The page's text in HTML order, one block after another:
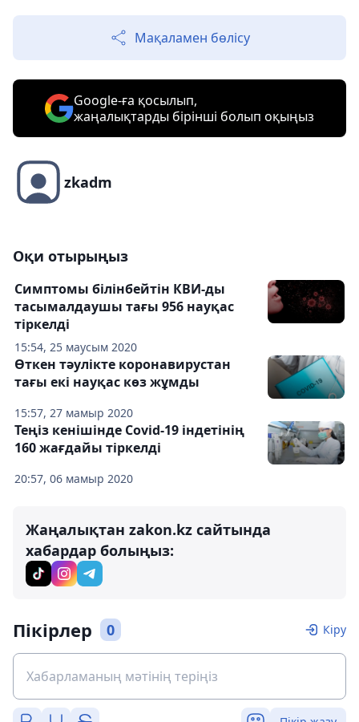
Мақаламен бөлісу
Google-ға қосылып,
жаңалықтарды бірінші болып оқыңыз
zkadm
Оқи отырыңыз
15:54, 25 маусым 2020
Симптомы білінбейтін КВИ-ды
тасымалдаушы тағы 956 науқас
тіркелді
15:57, 27 мамыр 2020
Өткен тәулікте коронавирустан
тағы екі науқас көз жұмды
20:57, 06 мамыр 2020
Теңіз кенішінде Covid-19 індетінің
160 жағдайы тіркелді
Жаңалықтан zakon.kz сайтында
хабардар болыңыз:
Пікірлер 0 Кіру